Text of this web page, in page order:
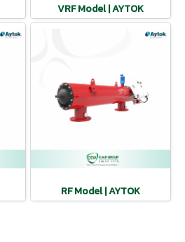
VRF Model | AYTOK
RF Model | AYTOK